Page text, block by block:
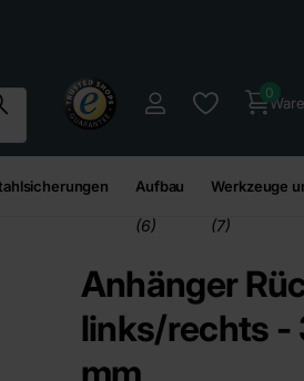
0
Aufbau
(6)
Werkzeuge
(7)
Anhänger
links/rechts -